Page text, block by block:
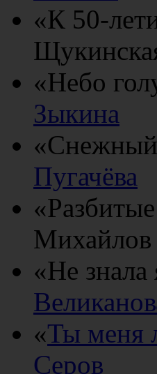
«К 50-
«Небо
Зыкина
Пугачёва
Михайлов
«Не
«Ты меня
Серов